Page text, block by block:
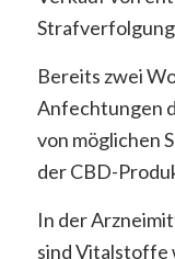
Bereits zwei
Anfechtungen
von möglichen
der CBD-
In der
sind Vitalstoffe